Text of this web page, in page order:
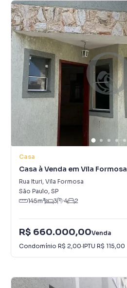
Casa
Casa à Venda em Vila Formosa
Rua Ituri, Vila Formosa
São Paulo, SP
145m² 3 4 2
R$ 660.000,00Venda
Condomínio R$ 2,00·IPTU R$ 115,00